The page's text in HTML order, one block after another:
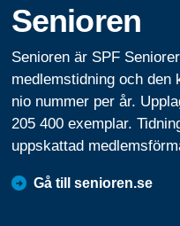
Senioren
Senioren är SPF
medlemstidning och den
nio nummer per år.
205 400 exemplar.
uppskattad
Gå till senioren.se